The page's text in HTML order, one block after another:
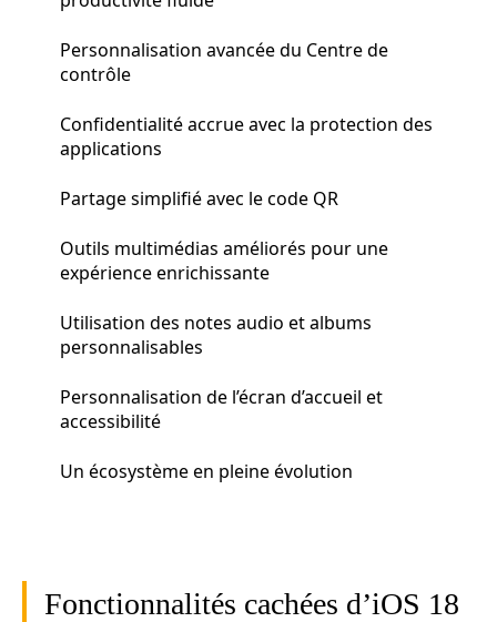
Personnalisation avancée du Centre de
contrôle
Confidentialité accrue avec la protection des
applications
Partage simplifié avec le code QR
Outils multimédias améliorés pour une
expérience enrichissante
Utilisation des notes audio et albums
personnalisables
Personnalisation de l’écran d’accueil et
accessibilité
Un écosystème en pleine évolution
Fonctionnalités cachées d’iOS 18